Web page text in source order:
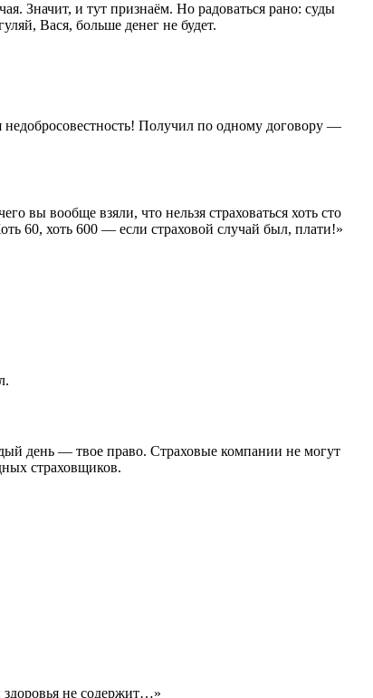
Значит, и тут признаём. Но радоваться рано: суды
Вася, больше денег не будет.
Получил по одному договору —
вы вообще взяли, что нельзя страховаться хоть сто
60, хоть 600 — если страховой случай был, плати!»
день — твое право. Страховые компании не могут
страховщиков.
здоровья не содержит…»